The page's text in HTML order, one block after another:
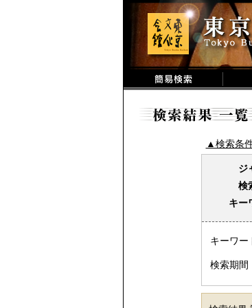
▲検索条
ジ
検
キー
キーワー
検索期間